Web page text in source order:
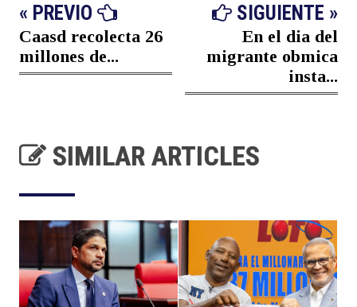
« PREVIO
Caasd recolecta 26
millones de...
SIGUIENTE »
En el dia del
migrante obmica
insta...
SIMILAR ARTICLES